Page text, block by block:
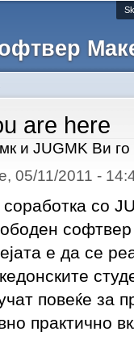
are here
и JUGMK Ви
05/11/2011 -
со
софтвер
е да се
повеќе за
практично